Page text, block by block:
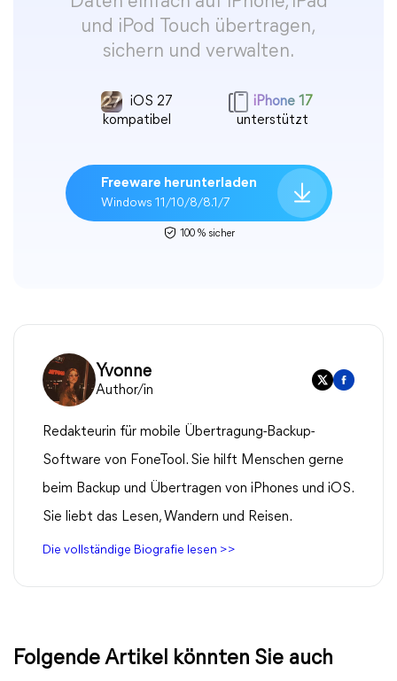
und iPod Touch übertragen,
sichern und verwalten.
iOS 27
kompatibel
iPhone 17
unterstützt
Freeware herunterladen
Windows 11/10/8/8.1/7
100 % sicher
Yvonne
Author/in
Redakteurin für mobile Übertragung-Backup-
Software von FoneTool. Sie hilft Menschen gerne
beim Backup und Übertragen von iPhones und iOS.
Sie liebt das Lesen, Wandern und Reisen.
Die vollständige Biografie lesen >>
Folgende Artikel könnten Sie auch